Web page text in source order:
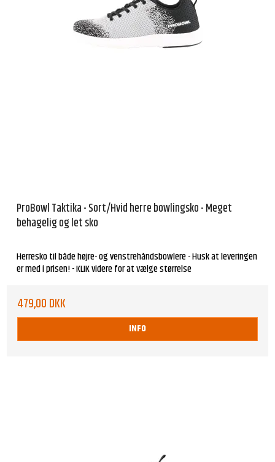
ProBowl Taktika - Sort/Hvid herre bowlingsko - Meget
behagelig og let sko
Herresko til både højre- og venstrehåndsbowlere - Husk at leveringen
er med i prisen! - KLIK videre for at vælge størrelse
479,00 DKK
INFO